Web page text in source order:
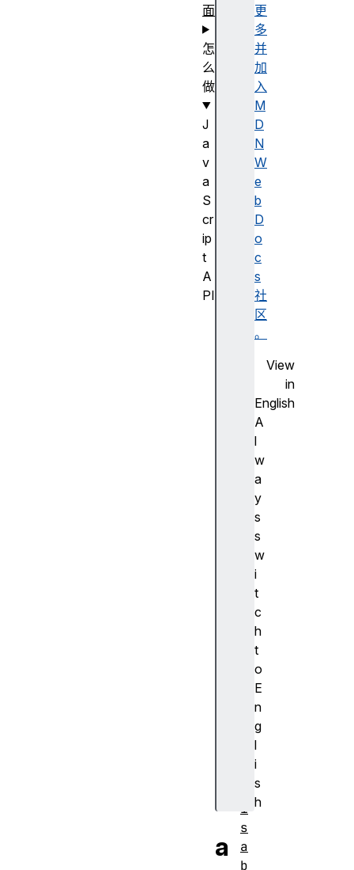
更
多
并
加
入
M
D
N
W
e
b
D
o
c
s
社
区
。
View
in
English
A
l
w
a
y
s
s
w
i
t
c
h
t
o
E
n
g
l
i
s
h
a
面
怎
么
做
J
a
v
a
S
cr
ip
t
A
PI
i
s
a
b